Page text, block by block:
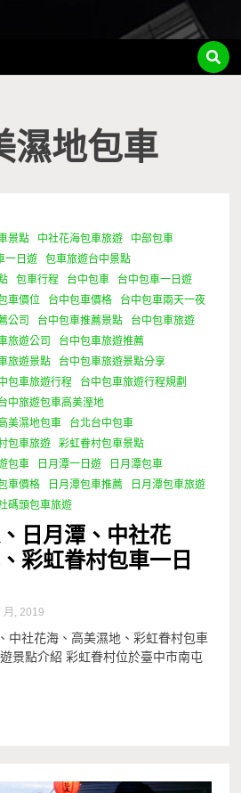
濕地包車
景點 中社花海包車旅遊
中部包車
一日遊
包車旅遊台中景點
包車行程 台中包車
台中包車一日遊
車價位 台中包車價格
台中包車兩天一夜
公司 台中包車推薦景點
台中包車旅遊
旅遊公司
台中包車旅遊推薦
旅遊景點
台中包車旅遊景點分享
包車旅遊行程
台中包車旅遊行程規劃
中旅遊包車高美溼地
美濕地包車
台北台中包車
包車旅遊
彩虹眷村包車景點
包車 日月潭一日遊
日月潭包車
車價格 日月潭包車推薦
日月潭包車旅遊
碼頭包車旅遊
日月潭、中社花
彩虹眷村包車一日
, 2019
中社花海、高美濕地、彩虹眷村包車
景點介紹 彩虹眷村位於臺中市南屯